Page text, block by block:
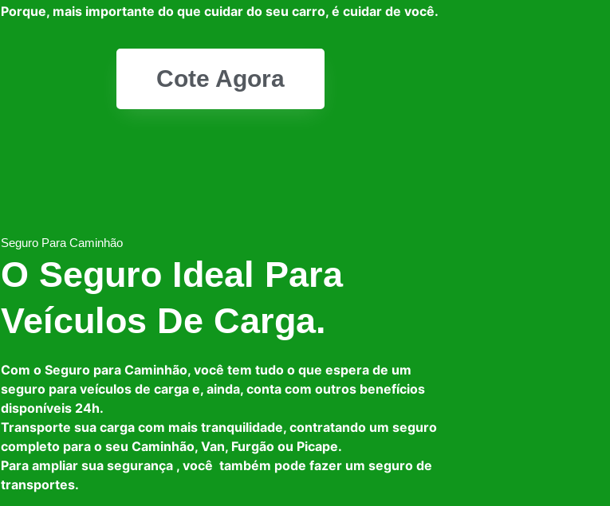
Porque, mais importante do que cuidar do seu carro, é cuidar de você.
Cote Agora
Seguro Para Caminhão
O Seguro Ideal Para
Veículos De Carga.
Com o Seguro para Caminhão, você tem tudo o que espera de um
seguro para veículos de carga e, ainda, conta com outros benefícios
disponíveis 24h.
Transporte sua carga com mais tranquilidade, contratando um seguro
completo para o seu Caminhão, Van, Furgão ou Picape.
Para ampliar sua segurança , você também pode fazer um seguro de
transportes.